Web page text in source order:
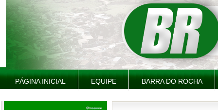
PÁGINA INICIAL EQUIPE BARRA DO ROCHA